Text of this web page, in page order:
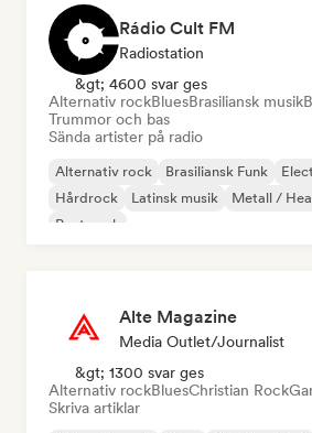
Rádio Cult FM
Radiostation
&gt; 4600 svar ges
Alternativ rockBluesBrasiliansk musik
Trummor och bas
Sända artister på radio
Alternativ rock Brasiliansk Funk
Hårdrock
Latinsk musik
Metall /
Post punk
Alte Magazine
Media Outlet/Journalist
&gt; 1300 svar ges
Alternativ rockBluesChristian Rock
Skriva artiklar